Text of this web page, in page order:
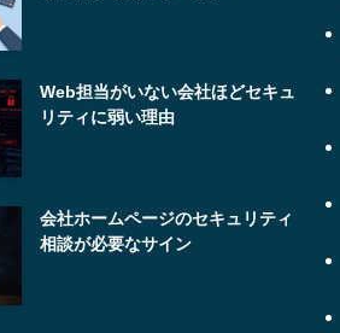
Web担当がいない会社ほどセキュ
リティに弱い理由
会社ホームページのセキュリティ
相談が必要なサイン